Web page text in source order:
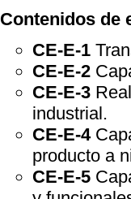
Contenidos de
CE-E-1
CE-E-2
CE-E-3
industrial.
CE-E-4
producto a
CE-E-5